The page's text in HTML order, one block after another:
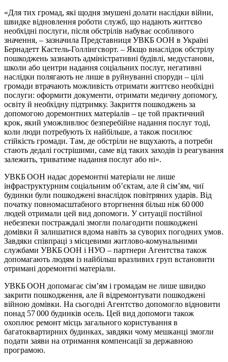
«Для тих громад, які щодня змушені долати наслідки війни,
швидке відновлення роботи служб, що надають життєво
необхідні послуги, після обстрілів набуває особливого
значення, – зазначила Представниця УВКБ ООН в Україні
Бернадетт Кастель-Голлінгсворт. – Якщо внаслідок обстрілу
пошкоджень зазнають адміністративні будівлі, медустанови,
школи або центри надання соціальних послуг, негативні
наслідки полягають не лише в руйнуванні споруди – цілі
громади втрачають можливість отримати життєво необхідні
послуги: оформити документи, отримати медичну допомогу,
освіту й необхідну підтримку. Закриття пошкоджень за
допомогою доремонтних матеріалів – це той практичний
крок, який уможливлює безперебійне надання послуг тоді,
коли люди потребують їх найбільше, а також посилює
стійкість громади. Там, де обстріли не вщухають, а потреби
стають дедалі гострішими, саме від таких заходів із реагування
залежить, триватиме надання послуг або ні».
УВКБ ООН надає доремонтні матеріали не лише
інфраструктурним соціальним об’єктам, але й сім’ям, чиї
будинки були пошкоджені внаслідок повітряних ударів. Від
початку повномасштабного вторгнення більш ніж 60 000
людей отримали цей вид допомоги. У ситуації постійної
небезпеки постраждалі змогли полагодити пошкоджені
домівки й залишатися вдома навіть за суворих погодних умов.
Завдяки співпраці з місцевими житлово-комунальними
службами УВКБ ООН і НУО – партнери Агентства також
допомагають людям із найбільш вразливих груп встановити
отримані доремонтні матеріали.
УВКБ ООН допомагає сім’ям і громадам не лише швидко
закрити пошкодження, але й відремонтувати пошкоджені
війною домівки. На сьогодні Агентство допомогло відновити
понад 57 000 будинків осель. Цей вид допомоги також
охоплює ремонт місць загального користування в
багатоквартирних будинках, завдяки чому мешканці змогли
подати заяви на отримання компенсації за державною
програмою.